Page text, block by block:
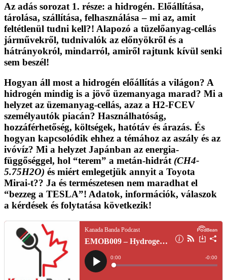
Az adás sorozat 1. része: a hidrogén. Előállítása,
tárolása, szállítása, felhasználása – mi az, amit
feltétlenül tudni kell?! Alapozó a tüzelőanyag-cellás
járművekről, tudnivalók az előnyökről és a
hátrányokról, mindarról, amiről rajtunk kívül senki
sem beszél!
Hogyan áll most a hidrogén előállítás a világon? A
hidrogén mindig is a jövő üzemanyaga marad? Mi a
helyzet az üzemanyag-cellás, azaz a H2-FCEV
személyautók piacán? Használhatóság,
hozzáférhetőség, költségek, hatótáv és árazás. És
hogyan kapcsolódik ehhez a témához az aszály és az
ivóvíz? Mi a helyzet Japánban az energia-
függőséggel, hol “terem” a metán-hidrát (CH4-
5.75H2O) és miért emlegetjük annyit a Toyota
Mirai-t?? Ja és természetesen nem maradhat el
“bezzeg a TESLA”! Adatok, információk, válaszok
a kérdések és folytatása következik!